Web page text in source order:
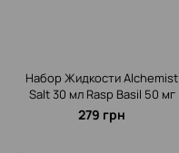
Набор Жидкости Alchemist
Salt 30 мл Rasp Basil 50 мг
279 грн